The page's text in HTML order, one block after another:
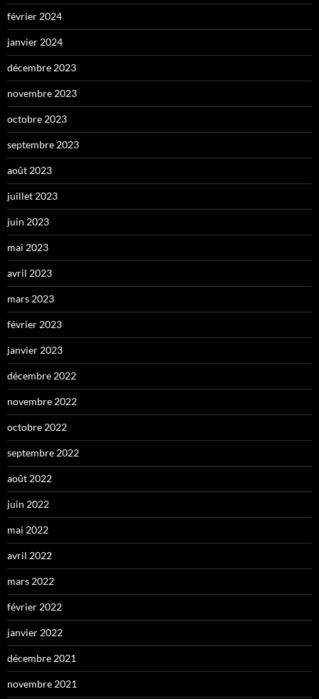
février 2024
janvier 2024
décembre 2023
novembre 2023
octobre 2023
septembre 2023
août 2023
juillet 2023
juin 2023
mai 2023
avril 2023
mars 2023
février 2023
janvier 2023
décembre 2022
novembre 2022
octobre 2022
septembre 2022
août 2022
juin 2022
mai 2022
avril 2022
mars 2022
février 2022
janvier 2022
décembre 2021
novembre 2021